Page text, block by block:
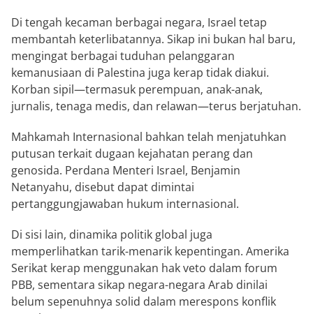
Di tengah kecaman berbagai negara, Israel tetap
membantah keterlibatannya. Sikap ini bukan hal baru,
mengingat berbagai tuduhan pelanggaran
kemanusiaan di Palestina juga kerap tidak diakui.
Korban sipil—termasuk perempuan, anak-anak,
jurnalis, tenaga medis, dan relawan—terus berjatuhan.
Mahkamah Internasional bahkan telah menjatuhkan
putusan terkait dugaan kejahatan perang dan
genosida. Perdana Menteri Israel, Benjamin
Netanyahu, disebut dapat dimintai
pertanggungjawaban hukum internasional.
Di sisi lain, dinamika politik global juga
memperlihatkan tarik-menarik kepentingan. Amerika
Serikat kerap menggunakan hak veto dalam forum
PBB, sementara sikap negara-negara Arab dinilai
belum sepenuhnya solid dalam merespons konflik